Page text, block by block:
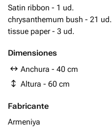
Satin ribbon - 1 ud.
chrysanthemum bush - 21 ud.
tissue paper - 3 ud.
Dimensiones
Anchura - 40 cm
Altura - 60 cm
Fabricante
Armeniya